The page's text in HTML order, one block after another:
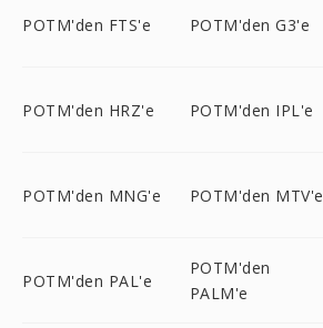
POTM'den FTS'e POTM'den G3'e
POTM'den HRZ'e POTM'den IPL'e
POTM'den MNG'e POTM'den MTV'e
POTM'den PAL'e
POTM'den
PALM'e